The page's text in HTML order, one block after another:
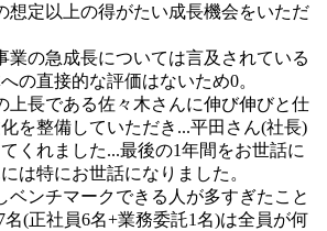
想定以上の得がたい成長機会をいただ
業の急成長については言及されている
の直接的な評価はないため0。
上長である佐々木さんに伸び伸びと仕
を整備していただき...平田さん(社長)
くれました...最後の1年間をお世話に
は特にお世話になりました。
ベンチマークできる人が多すぎたこと
名(正社員6名+業務委託1名)は全員が何